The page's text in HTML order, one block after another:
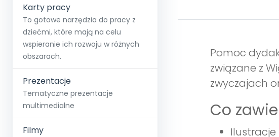
Karty pracy
To gotowe narzędzia do pracy z
dziećmi, które mają na celu
wspieranie ich rozwoju w różnych
obszarach.
Prezentacje
Tematyczne prezentacje
multimedialne
Filmy
Pomoc
związane z
zwyczajach
Co